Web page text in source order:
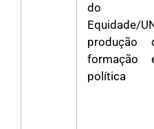
do
produção
formação
política